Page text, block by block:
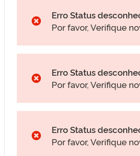
Erro Status
Por favor, Verifique
Erro Status
Por favor, Verifique
Erro Status
Por favor, Verifique